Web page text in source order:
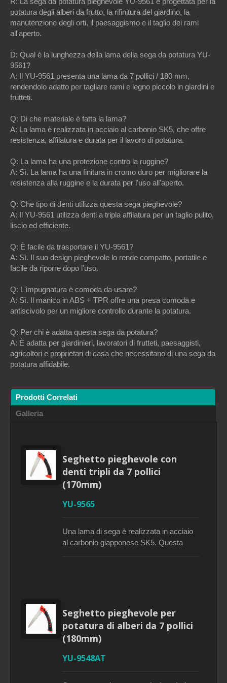
potatura degli alberi da frutto, la rifinitura del giardino, la
manutenzione degli orti, il paesaggismo e il taglio dei rami
all'aperto.
D: Qual è la lunghezza della lama della sega da potatura YU-
9561?
A: Il YU-9561 presenta una lama da 7 pollici / 180 mm,
rendendolo adatto per tagliare rami e legno piccolo in giardini e
frutteti.
Q: Di che materiale è fatta la lama?
A: La lama è realizzata in acciaio al carbonio SK5, che offre
resistenza, affilatura e durata per il lavoro di potatura.
Q: La lama ha una protezione contro la ruggine?
A: Sì. La lama ha una finitura in cromo duro per migliorare la
resistenza alla ruggine e la durata per l'uso all'aperto.
Q: Che tipo di denti utilizza questa sega pieghevole?
A: Il YU-9561 utilizza denti a tripla affilatura per un taglio pulito,
liscio ed efficiente.
Q: È facile da trasportare il YU-9561?
A: Sì. Il suo design pieghevole lo rende compatto, portatile e
facile da riporre dopo l'uso.
Q: L'impugnatura è comoda da usare?
A: Sì. Il manico in ABS + TPR offre una presa comoda e
antiscivolo per un migliore controllo durante la potatura.
Q: Per chi è adatta questa sega da potatura?
A: È adatta per giardinieri, lavoratori di frutteti, paesaggisti,
agricoltori e proprietari di casa che necessitano di una sega da
potatura affidabile.
Prodotti Correlati
Galleria
Seghetto pieghevole con
denti tripli da 7 pollici
(170mm)
YU-9565
Una lama di sega è realizzata in acciaio
al carbonio giapponese SK5. Questa
possono essere ripiegati nel manico per
motivi di sicurezza. Il manico gommato
offre una presa antiscivolo e
confortevole. È facile da trasportare.
Questa è una sega pieghevole
Seghetto pieghevole per
potatura di alberi da 7 pollici
(180mm)
YU-9548AT